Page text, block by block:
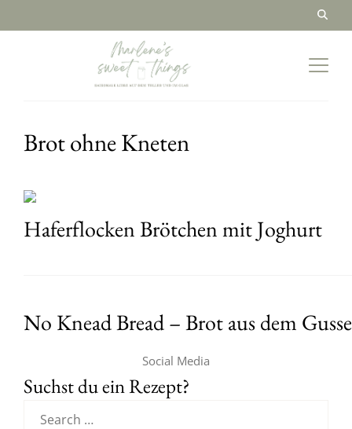
Brot ohne Kneten
Haferflocken Brötchen mit Joghurt
No Knead Bread – Brot aus dem
Social Media
Suchst du ein Rezept?